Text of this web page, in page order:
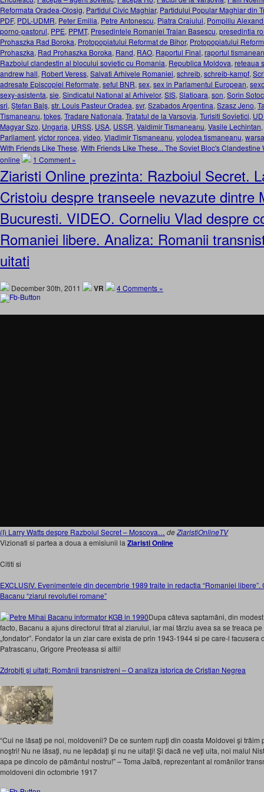
Reformata Oradea-Olosig, Partidul Civic Maghiar, Partidului Popular Maghiar din
PDF, PDL-UDMR, Peter Emilia, Petre Antonescu, Piatra Craiului, Pompiliu
porno-pastorul, PPE, PPMT, Presedintele Romaniei Traian Basescu, presedintia
Prohaszka Rad Boroka, Protopopiatului Reformat de Bihor, Protopopiatului
Prohaszka, Rad Prohaszka Boroka, Rand, RAO, Raportul Final, raportul
Razboiul clandestin al blocului sovietic cu Romania, Republica Moldova, reteaua
andrew hall, Robert Veress, Salvati Arhivele Romaniei, schreib, schreib-kampf,
adresate Episcopiei Reformate, seful BNR, sex, sex in Parlamentul European,
sexy-asistenta, sie, Sindicatul National al Arhivelor, SIS, Slatioara, son, Sorin Sotoc
sri, Ştefan Balş, str. Louis Pasteur Oradea, svr, Szabados Argentina, Szasz Jeno,
Tismaneanu, tokes, Tradare Nationala, Tratatul de la Varsovia, Turisiti Sovietici,
Magyar Szo, Ungaria, URSS, USA, USSR, Valdimir Tismaneanu, Vasile Lechintan,
Parliament, victor roncea, video, Vladimir Tismaneanu, volodea tismaneanu,
With Friends Like These, With Friends Like These... The Soviet Bloc's Clandestine
online
1 Comment »
Ziaristi Online prezinta: Razboiul Secret.
Cristoiu despre transeele nevazute dintre
Bucuresti. VIDEO. Corneliu Vlad despre
Romaniei libere. Analiza: Romanii
uitati
December 30th, 2011 VR 4 Comments »
(I) Larry Watts despre Razboiul Secret – Moscova… deZiaristiOnlineTV
Vizionati si partea a doua a emisiunii la Ziaristi Online
Cititi si
EXCLUSIV. Evenimentele din decembrie 1989 traite in redactia “Romaniei
Bacanu “ziarul revolutiei romane”
Dupa câteva saptamâni, din
facto, Bacanu a ajuns directorul titrat al ziarului, iar mai târziu avea sa se treaca
„fondator”. Fondator la un ziar care exista de prin 1943-1944 si pe care-l facusera
Patrascanu, Grigore Preoteasa si altii!
Zdrobiţi şi uitaţi: Românii transnistreni – O analiza istorica de Cristian Negrea
“Cui ne lăsaţi pe noi, moldovenii? De ce suntem rupţi din coasta Moldovei şi
noştri! Nu ne lăsaţi, nu ne lepădaţi şi nu ne uitaţi! Şi dacă ne veţi uita, noi malul
apa pe dincolo de pământul nostru!” – Toma Jalbă, reprezentant al românilor
moldoveni din octombrie 1917